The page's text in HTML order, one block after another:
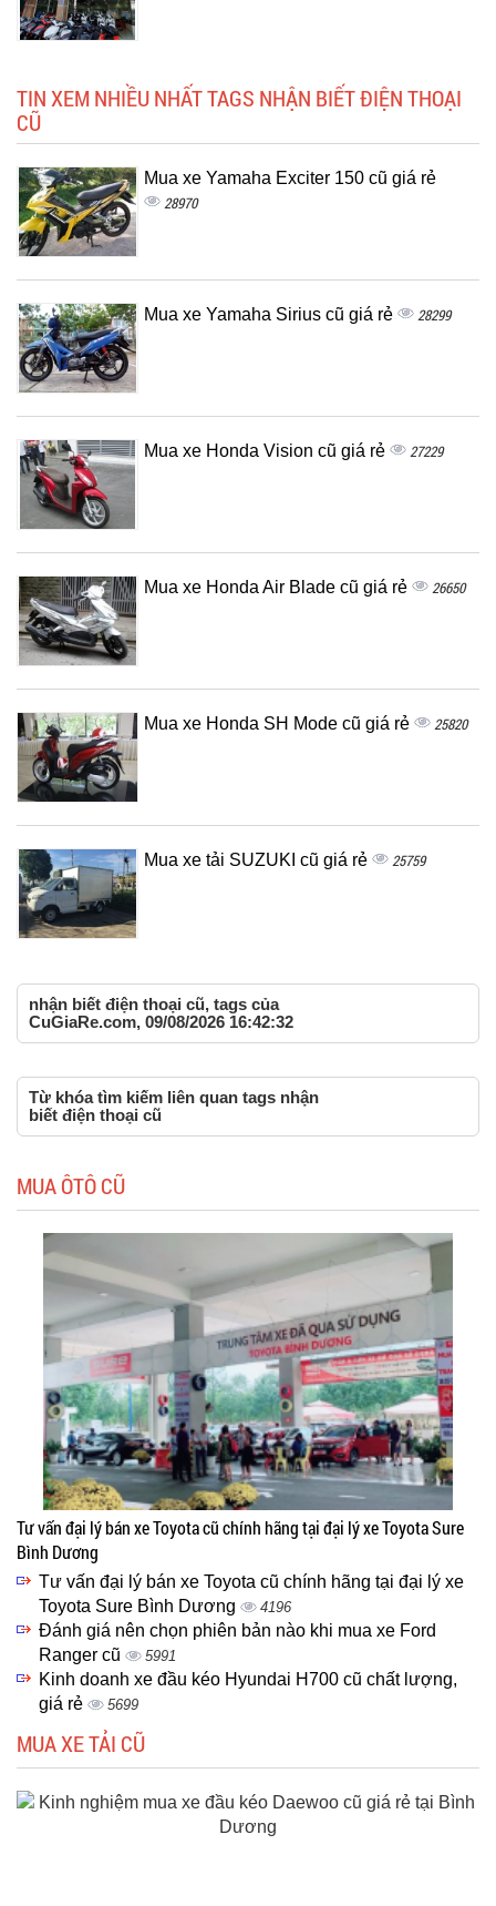
TIN XEM NHIỀU NHẤT TAGS NHẬN BIẾT ĐIỆN THOẠI
CŨ
Mua xe Yamaha Exciter 150 cũ giá rẻ
28970
Mua xe Yamaha Sirius cũ giá rẻ 28299
Mua xe Honda Vision cũ giá rẻ 27229
Mua xe Honda Air Blade cũ giá rẻ 26650
Mua xe Honda SH Mode cũ giá rẻ 25820
Mua xe tải SUZUKI cũ giá rẻ 25759
nhận biết điện thoại cũ, tags của
CuGiaRe.com, 09/08/2026 16:42:32
Từ khóa tìm kiếm liên quan tags nhận
biết điện thoại cũ
MUA ÔTÔ CŨ
Tư vấn đại lý bán xe Toyota cũ chính hãng tại đại lý xe Toyota Sure
Bình Dương
Tư vấn đại lý bán xe Toyota cũ chính hãng tại đại lý xe
Toyota Sure Bình Dương
4196
Đánh giá nên chọn phiên bản nào khi mua xe Ford
Ranger cũ
5991
Kinh doanh xe đầu kéo Hyundai H700 cũ chất lượng,
giá rẻ
5699
MUA XE TẢI CŨ